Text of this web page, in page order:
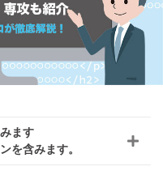
ます
を含みます。